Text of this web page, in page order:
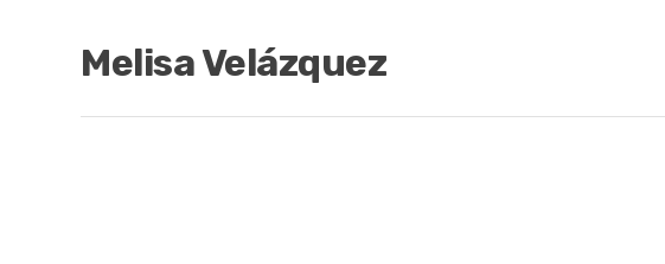
Melisa Velázquez